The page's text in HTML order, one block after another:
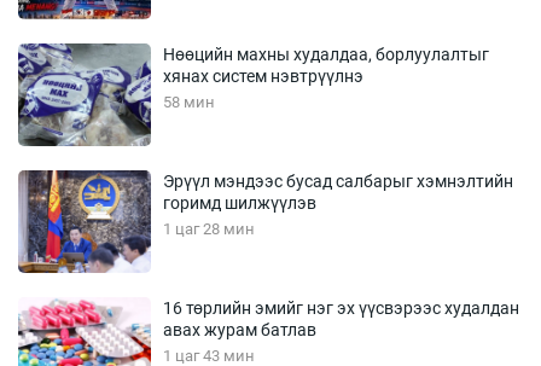
Нөөцийн махны худалдаа, борлуулалтыг
хянах систем нэвтрүүлнэ
58 мин
Эрүүл мэндээс бусад салбарыг хэмнэлтийн
горимд шилжүүлэв
1 цаг 28 мин
16 төрлийн эмийг нэг эх үүсвэрээс худалдан
авах журам батлав
1 цаг 43 мин